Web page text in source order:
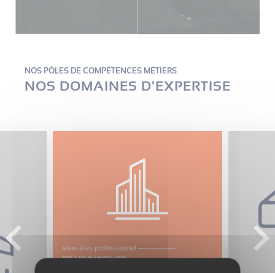
NOS PÔLES DE COMPÉTENCES MÉTIERS
NOS DOMAINES D'EXPERTISE
Vous êtes professionnel
DE L'IMMOBILIER